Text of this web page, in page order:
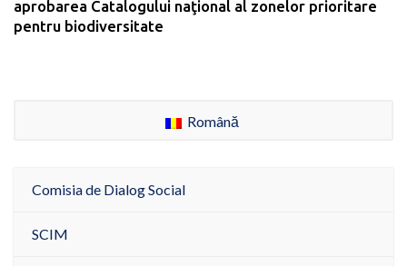
aprobarea Catalogului naţional al zonelor prioritare
pentru biodiversitate
Română
Comisia de Dialog Social
SCIM